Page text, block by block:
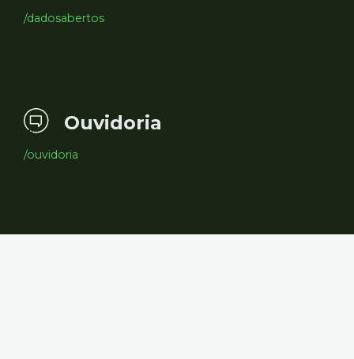
/dadosabertos
Ouvidoria
/ouvidoria